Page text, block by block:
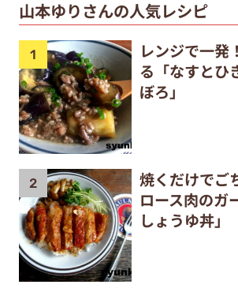
山本ゆりさんの人気レシピ
レンジで一発
る「なすとひ
ぼろ」
焼くだけで
ロース肉のガ
しょうゆ丼」